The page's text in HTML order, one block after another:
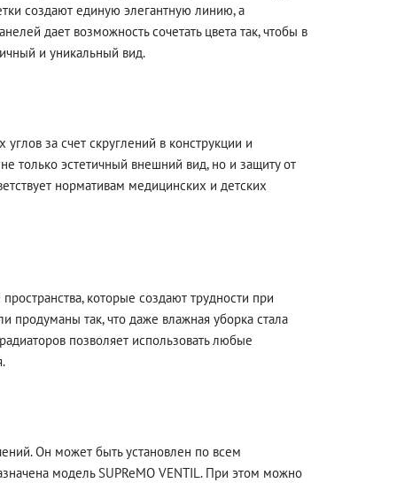
создают единую элегантную линию, а
дает возможность сочетать цвета так, чтобы в
и уникальный вид.
за счет скруглений в конструкции и
только эстетичный внешний вид, но и защиту от
нормативам медицинских и детских
которые создают трудности при
продуманы так, что даже влажная уборка стала
позволяет использовать любые
Он может быть установлен по всем
модель SUPReMO VENTIL. При этом можно